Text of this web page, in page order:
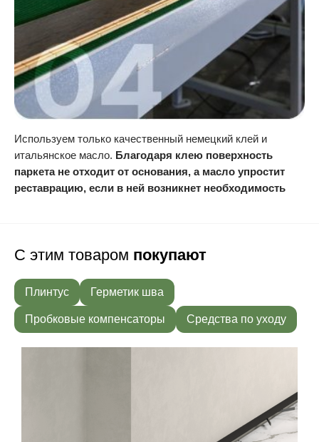
Используем только качественный немецкий клей и
итальянское масло. Благодаря клею поверхность
паркета не отходит от основания, а масло упростит
реставрацию, если в ней возникнет необходимость
С этим товаром покупают
Плинтус Герметик шва
Пробковые компенсаторы Средства по уходу